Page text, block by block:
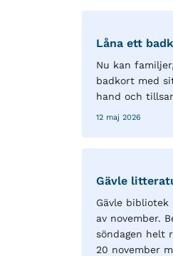
Låna ett
Nu kan
badkort med
hand och
12 maj 2026
Gävle
Gävle
av november.
söndagen helt
20 november